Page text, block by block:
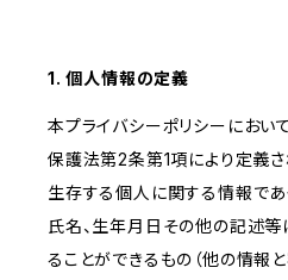
1. 個人情報の定義
本プライバシーポリシーにおい
保護法第2条第1項により定義さ
生存する個人に関する情報であ
氏名、生年月日その他の記述
ることができるもの（他の情報